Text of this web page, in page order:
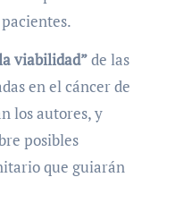
viabilidad”de las
en el cáncer de
los autores, y
posibles
que guiarán